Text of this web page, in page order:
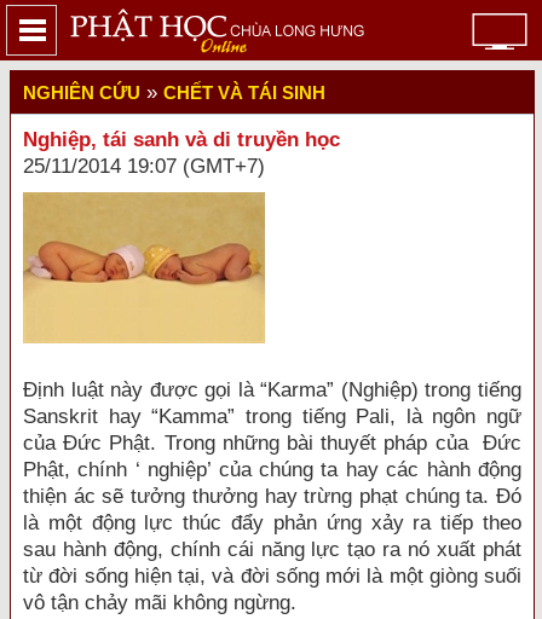
NGHIÊN CỨU » CHẾT VÀ TÁI SINH
Nghiệp, tái sanh và di truyền học
25/11/2014 19:07 (GMT+7)
Ðịnh luật này được gọi là “Karma” (Nghiệp) trong tiếng
Sanskrit hay “Kamma” trong tiếng Pali, là ngôn ngữ
của Ðức Phật. Trong những bài thuyết pháp của Ðức
Phật, chính ‘ nghiệp’ của chúng ta hay các hành động
thiện ác sẽ tưởng thưởng hay trừng phạt chúng ta. Ðó
là một động lực thúc đẩy phản ứng xảy ra tiếp theo
sau hành động, chính cái năng lực tạo ra nó xuất phát
từ đời sống hiện tại, và đời sống mới là một giòng suối
vô tận chảy mãi không ngừng.